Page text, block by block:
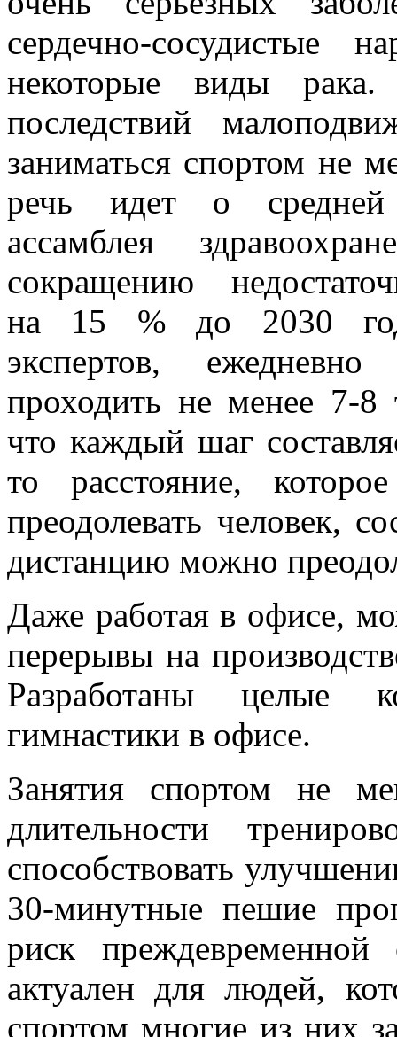
сердечно-сосудистые
некоторые виды
последствий
заниматься спортом не
речь идет о средней
ассамблея
сокращению
на 15 % до 2030
экспертов,
проходить не менее 7-8
что каждый шаг
то расстояние,
преодолевать человек,
дистанцию можно
Даже работая в офисе,
перерывы на
Разработаны целые
гимнастики в офисе.
Занятия спортом не
длительности
способствовать
30-минутные пешие
риск
актуален для людей,
спортом многие из них